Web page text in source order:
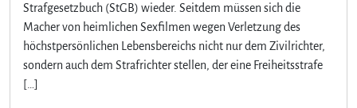
Strafgesetzbuch (StGB) wieder. Seitdem müssen sich die
Macher von heimlichen Sexfilmen wegen Verletzung des
höchstpersönlichen Lebensbereichs nicht nur dem Zivilrichter,
sondern auch dem Strafrichter stellen, der eine Freiheitsstrafe
[…]